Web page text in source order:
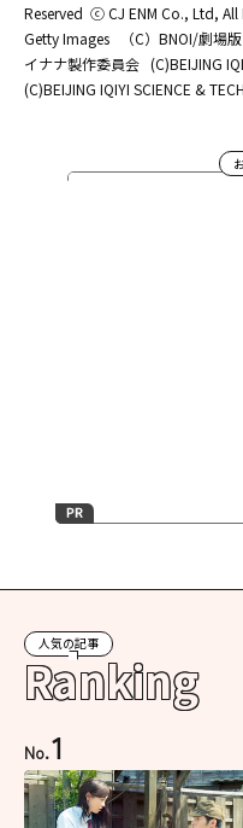
Reserved ⓒ CJ ENM Co., Ltd, All
Getty Images
（C）BNOI/劇場
イナナ製作委員会 (C)BEIJING
(C)BEIJING IQIYI SCIENCE &
人気の記事
Ranking
No.1